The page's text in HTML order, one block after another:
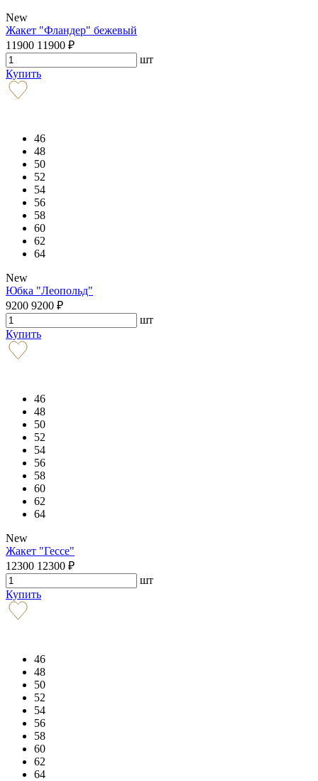
New
Жакет "Фландер" бежевый
11900 11900 ₽
шт
Купить
46
48
50
52
54
56
58
60
62
64
New
Юбка "Леопольд"
9200 9200 ₽
шт
Купить
46
48
50
52
54
56
58
60
62
64
New
Жакет "Гессе"
12300 12300 ₽
шт
Купить
46
48
50
52
54
56
58
60
62
64